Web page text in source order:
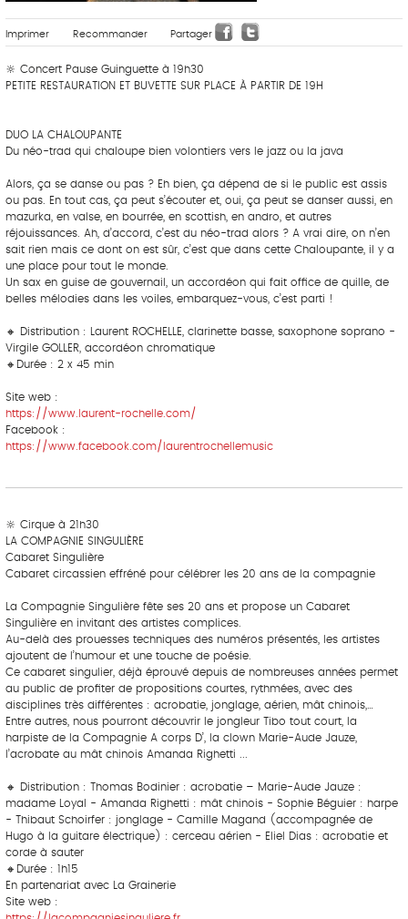
Imprimer Recommander Partager
🔆 Concert Pause Guinguette à 19h30
PETITE RESTAURATION ET BUVETTE SUR PLACE À PARTIR DE 19H
DUO LA CHALOUPANTE
Du néo-trad qui chaloupe bien volontiers vers le jazz ou la java
Alors, ça se danse ou pas ? Eh bien, ça dépend de si le public est assis
ou pas. En tout cas, ça peut s’écouter et, oui, ça peut se danser aussi, en
mazurka, en valse, en bourrée, en scottish, en andro, et autres
réjouissances. Ah, d’accord, c’est du néo-trad alors ? A vrai dire, on n’en
sait rien mais ce dont on est sûr, c’est que dans cette Chaloupante, il y a
une place pour tout le monde.
Un sax en guise de gouvernail, un accordéon qui fait office de quille, de
belles mélodies dans les voiles, embarquez-vous, c’est parti !
🔸 Distribution : Laurent ROCHELLE, clarinette basse, saxophone soprano -
Virgile GOLLER, accordéon chromatique
🔸Durée : 2 x 45 min
Site web :
https://www.laurent-rochelle.com/
Facebook :
https://www.facebook.com/laurentrochellemusic
🔆 Cirque à 21h30
LA COMPAGNIE SINGULIÈRE
Cabaret Singulière
Cabaret circassien effréné pour célébrer les 20 ans de la compagnie
La Compagnie Singulière fête ses 20 ans et propose un Cabaret
Singulière en invitant des artistes complices.
Au-delà des prouesses techniques des numéros présentés, les artistes
ajoutent de l’humour et une touche de poésie.
Ce cabaret singulier, déjà éprouvé depuis de nombreuses années permet
au public de profiter de propositions courtes, rythmées, avec des
disciplines très différentes : acrobatie, jonglage, aérien, mât chinois,…
Entre autres, nous pourront découvrir le jongleur Tibo tout court, la
harpiste de la Compagnie A corps D’, la clown Marie-Aude Jauze,
l’acrobate au mât chinois Amanda Righetti ...
🔸 Distribution : Thomas Bodinier : acrobatie – Marie-Aude Jauze :
madame Loyal - Amanda Righetti : mât chinois - Sophie Béguier : harpe
- Thibaut Schoirfer : jonglage - Camille Magand (accompagnée de
Hugo à la guitare électrique) : cerceau aérien - Eliel Dias : acrobatie et
corde à sauter
🔸Durée : 1h15
En partenariat avec La Grainerie
Site web :